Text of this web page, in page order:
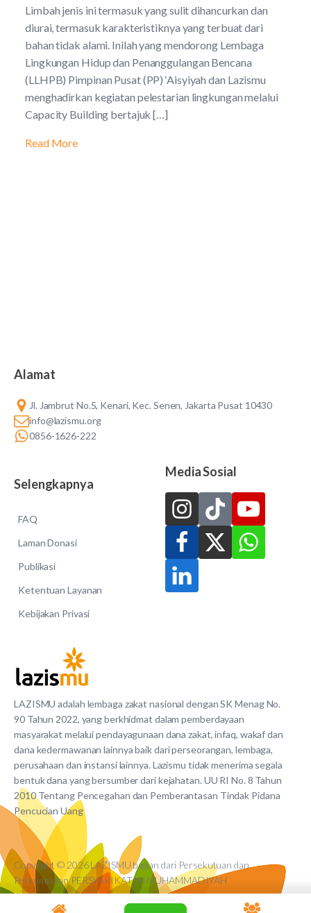
Limbah jenis ini termasuk yang sulit dihancurkan dan
diurai, termasuk karakteristiknya yang terbuat dari
bahan tidak alami. Inilah yang mendorong Lembaga
Lingkungan Hidup dan Penanggulangan Bencana
(LLHPB) Pimpinan Pusat (PP) ‘Aisyiyah dan Lazismu
menghadirkan kegiatan pelestarian lingkungan melalui
Capacity Building bertajuk […]
Read More
LAZISMU adalah lembaga zakat nasional dengan SK Menag No.
90 Tahun 2022, yang berkhidmat dalam pemberdayaan
masyarakat melalui pendayagunaan dana zakat, infaq, wakaf dan
dana kedermawanan lainnya baik dari perseorangan, lembaga,
perusahaan dan instansi lainnya. Lazismu tidak menerima segala
bentuk dana yang bersumber dari kejahatan. UU RI No. 8 Tahun
2010 Tentang Pencegahan dan Pemberantasan Tindak Pidana
Pencucian Uang
Alamat
Jl. Jambrut No.5, Kenari, Kec. Senen, Jakarta Pusat 10430
info@lazismu.org
0856-1626-222
Selengkapnya
FAQ
Laman Donasi
Publikasi
Ketentuan Layanan
Kebijakan Privasi
Media Sosial
Copyright © 2026 LAZISMU bagian dari Persekutuan dan
Perkumpulan PERSYARIKATAN MUHAMMADIYAH